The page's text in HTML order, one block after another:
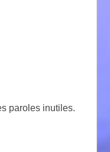
paroles inutiles.